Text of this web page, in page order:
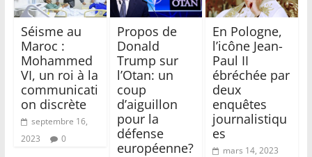
Séisme au
Maroc :
Mohammed
VI, un roi à la
communicati
on discrète
septembre 16,
2023
0
Propos de
Donald
Trump sur
l’Otan: un
coup
d’aiguillon
pour la
défense
européenne?
En Pologne,
l’icône Jean-
Paul II
ébréchée par
deux
enquêtes
journalistiqu
es
mars 14, 2023